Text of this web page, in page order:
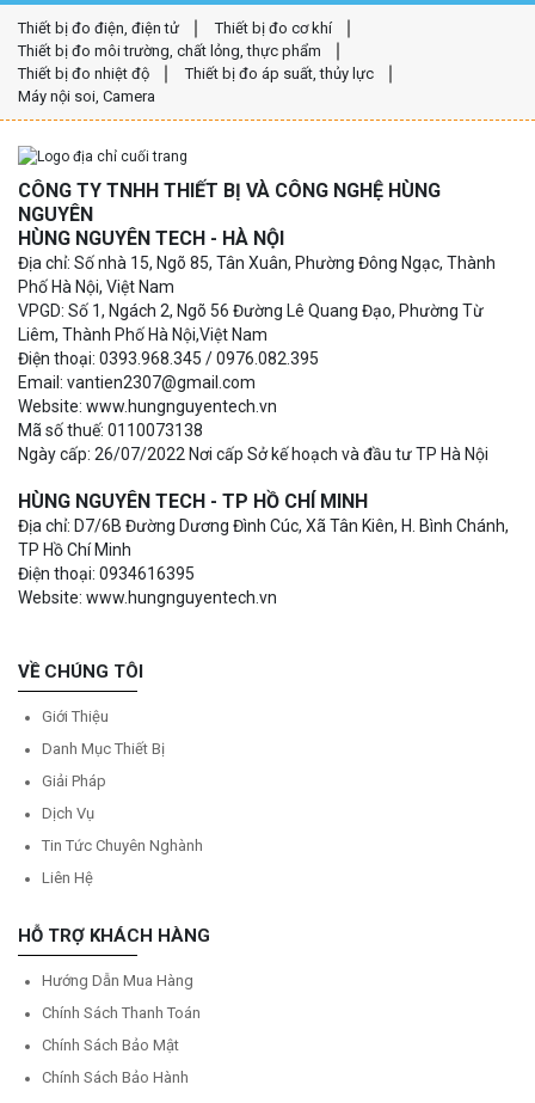
Thiết bị đo điện, điện tử
Thiết bị đo cơ khí
Thiết bị đo môi trường, chất lỏng, thực phẩm
Thiết bị đo nhiệt độ
Thiết bị đo áp suất, thủy lực
Máy nội soi, Camera
CÔNG TY TNHH THIẾT BỊ VÀ CÔNG NGHỆ HÙNG
NGUYÊN
HÙNG NGUYÊN TECH - HÀ NỘI
Địa chỉ: Số nhà 15, Ngõ 85, Tân Xuân, Phường Đông Ngạc, Thành
Phố Hà Nội, Việt Nam
VPGD: Số 1, Ngách 2, Ngõ 56 Đường Lê Quang Đạo, Phường Từ
Liêm, Thành Phố Hà Nội,Việt Nam
Điện thoại: 0393.968.345 / 0976.082.395
Email: vantien2307@gmail.com
Website: www.hungnguyentech.vn
Mã số thuế: 0110073138
Ngày cấp: 26/07/2022 Nơi cấp Sở kế hoạch và đầu tư TP Hà Nội
HÙNG NGUYÊN TECH - TP HỒ CHÍ MINH
Địa chỉ: D7/6B Đường Dương Đình Cúc, Xã Tân Kiên, H. Bình Chánh,
TP Hồ Chí Minh
Điện thoại: 0934616395
Website: www.hungnguyentech.vn
VỀ CHÚNG TÔI
Giới Thiệu
Danh Mục Thiết Bị
Giải Pháp
Dịch Vụ
Tin Tức Chuyên Nghành
Liên Hệ
HỖ TRỢ KHÁCH HÀNG
Hướng Dẫn Mua Hàng
Chính Sách Thanh Toán
Chính Sách Bảo Mật
Chính Sách Bảo Hành